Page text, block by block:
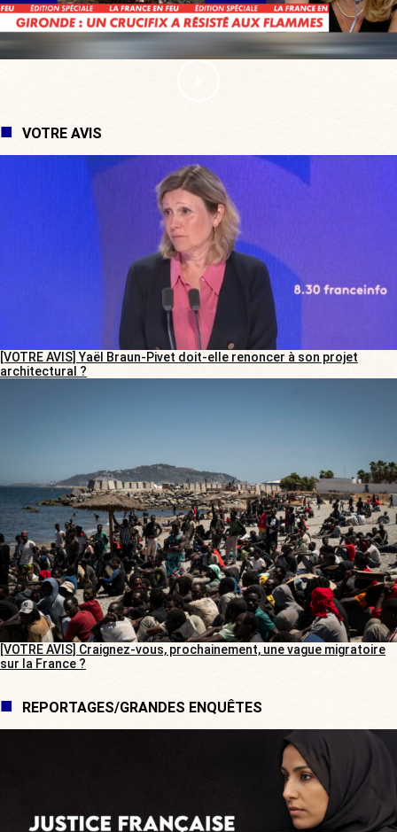
VOTRE AVIS
[VOTRE AVIS] Yaël Braun-Pivet doit-elle renoncer à son projet
architectural ?
[VOTRE AVIS] Craignez-vous, prochainement, une vague migratoire
sur la France ?
REPORTAGES/GRANDES ENQUÊTES